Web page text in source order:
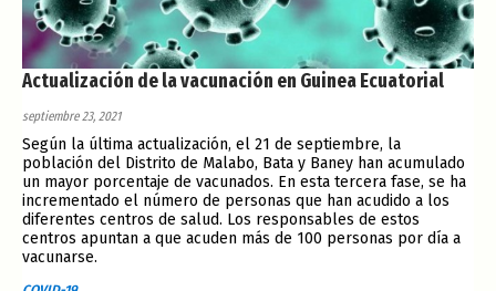
Actualización de la vacunación en Guinea Ecuatorial
septiembre 23, 2021
Según la última actualización, el 21 de septiembre, la
población del Distrito de Malabo, Bata y Baney han acumulado
un mayor porcentaje de vacunados. En esta tercera fase, se ha
incrementado el número de personas que han acudido a los
diferentes centros de salud. Los responsables de estos
centros apuntan a que acuden más de 100 personas por día a
vacunarse.